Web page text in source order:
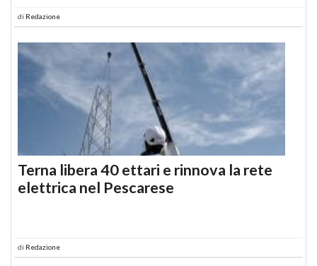
di Redazione
Terna libera 40 ettari e rinnova la rete
elettrica nel Pescarese
di Redazione